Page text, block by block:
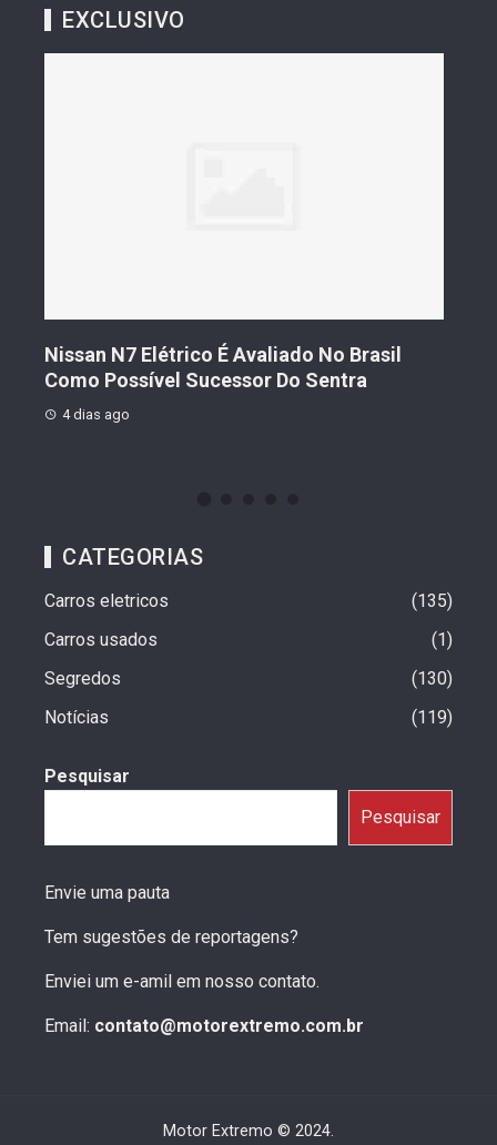
EXCLUSIVO
Nissan N7 Elétrico É Avaliado No Brasil
Como Possível Sucessor Do Sentra
4 dias ago
CATEGORIAS
Carros eletricos
135
Carros usados
1
Segredos
130
Notícias
119
Pesquisar
Pesquisar
Envie uma pauta
Tem sugestões de reportagens?
Enviei um e-amil em nosso contato.
Email: contato@motorextremo.com.br
Motor Extremo © 2024.